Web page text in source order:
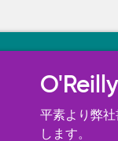
オライリー
況の分析、
す。 詳細につ
平素より弊
します。